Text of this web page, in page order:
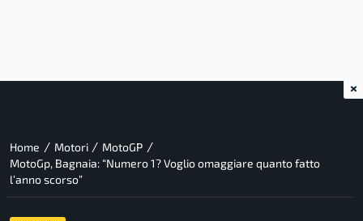
Home / Motori / MotoGP /
MotoGp, Bagnaia: “Numero 1? Voglio omaggiare quanto fatto
l’anno scorso”
×